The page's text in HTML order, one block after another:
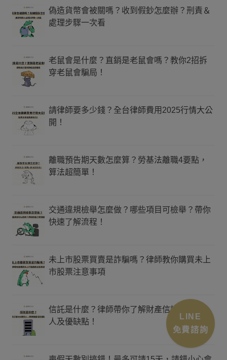
偽造貨幣會被關嗎？收到假鈔怎麼辦？刑責＆
處理步驟一次看
老鼠會是什麼？直銷是老鼠會嗎？教你2招拆
穿老鼠會騙局！
請律師要多少錢？全台律師費用2025行情大公
開！
離職預告期天數怎麼算？勞基法離職4要點，
算法超簡單！
交通違規檢舉怎麼做？哪些項目可檢舉？帶你
快速了解流程！
未上市股票買賣是詐騙嗎？律師教你購買未上
市股票注意事項
信託是什麼？律師帶你了解財產信託4大關係
人及優缺點！
LINE
免費諮詢